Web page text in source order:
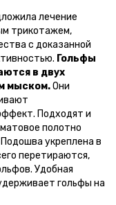
лечение
трикотажем,
с доказанной
Гольфы
в двух
мыском.Они
Подходят и
полотно
укреплена в
перетираются,
Удобная
гольфы на